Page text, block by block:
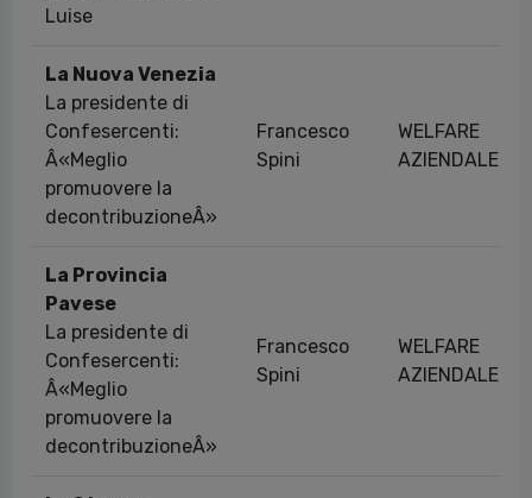
Luise
La Nuova Venezia
La presidente di
Confesercenti:
Â«Meglio
promuovere la
decontribuzioneÂ»
Francesco
Spini
WELFARE
AZIENDALE
La Provincia
Pavese
La presidente di
Confesercenti:
Â«Meglio
promuovere la
decontribuzioneÂ»
Francesco
Spini
WELFARE
AZIENDALE